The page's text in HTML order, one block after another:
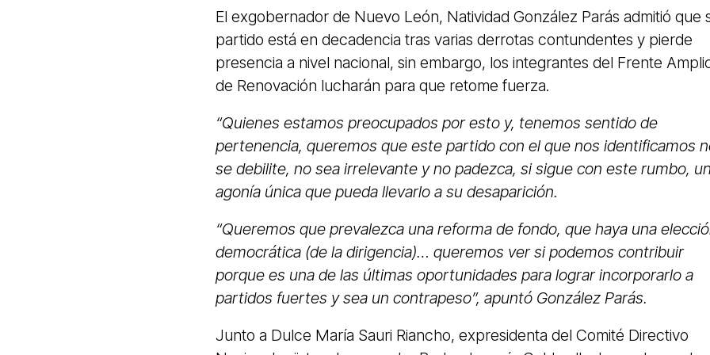
El exgobernador de Nuevo León, Natividad González Parás admitió que
partido está en decadencia tras varias derrotas contundentes y pierde
presencia a nivel nacional, sin embargo, los integrantes del Frente
de Renovación lucharán para que retome fuerza.
“Quienes estamos preocupados por esto y, tenemos sentido de
pertenencia, queremos que este partido con el que nos identificamos
se debilite, no sea irrelevante y no padezca, si sigue con este rumbo,
agonía única que pueda llevarlo a su desaparición.
“Queremos que prevalezca una reforma de fondo, que haya una
democrática (de la dirigencia)… queremos ver si podemos contribuir
porque es una de las últimas oportunidades para lograr incorporarlo a
partidos fuertes y sea un contrapeso”, apuntó González Parás.
Junto a Dulce María Sauri Riancho, expresidenta del Comité Directivo